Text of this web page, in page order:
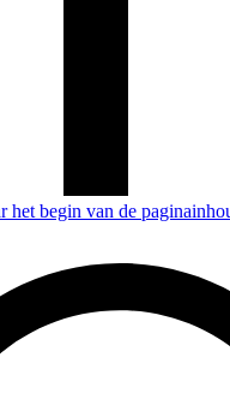
het begin van de